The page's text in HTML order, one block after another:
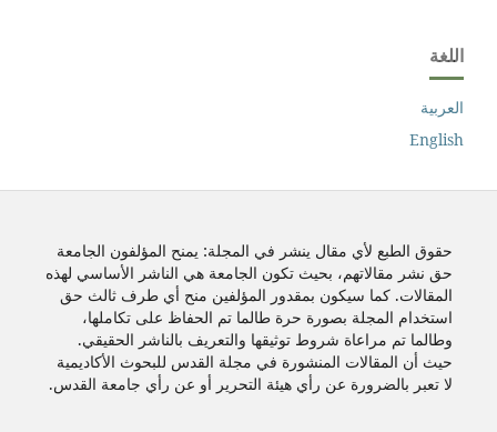
اللغة
العربية
English
حقوق الطبع لأي مقال ينشر في المجلة: يمنح المؤلفون الجامعة
حق نشر مقالاتهم، بحيث تكون الجامعة هي الناشر الأساسي لهذه
المقالات. كما سيكون بمقدور المؤلفين منح أي طرف ثالث حق
استخدام المجلة بصورة حرة طالما تم الحفاظ على تكاملها،
وطالما تم مراعاة شروط توثيقها والتعريف بالناشر الحقيقي.
حيث أن المقالات المنشورة في مجلة القدس للبحوث الأكاديمية
لا تعبر بالضرورة عن رأي هيئة التحرير أو عن رأي جامعة القدس.